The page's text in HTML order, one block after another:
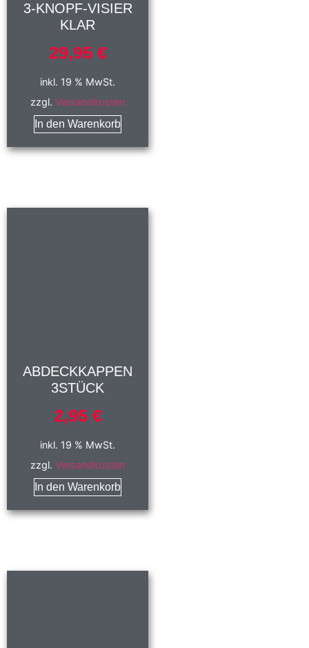
3-KNOPF-VISIER
KLAR
29,95 €
inkl. 19 % MwSt.
zzgl.Versandkosten
In den Warenkorb
ABDECKKAPPEN
3STÜCK
2,95 €
inkl. 19 % MwSt.
zzgl.Versandkosten
In den Warenkorb